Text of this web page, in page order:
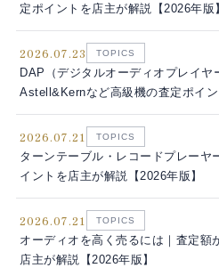
定ポイントを店主が解説【2026年版】
2026.07.23 TOPICS
DAP（デジタルオーディオプレイヤ
Astell&Kernなど高級機の査定ポイン
2026.07.21 TOPICS
ターンテーブル・レコードプレーヤ
イントを店主が解説【2026年版】
2026.07.21 TOPICS
オーディオを高く売るには｜査定額
店主が解説【2026年版】